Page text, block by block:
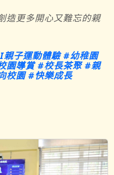
造更多開心又難忘的親
親子運動體驗 #幼稚園
園導賞 #校長茶聚 #親
校園 #快樂成長